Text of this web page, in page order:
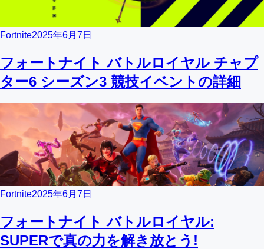
Fortnite2025年6月7日
フォートナイト バトルロイヤル チャプ
ター6 シーズン3 競技イベントの詳細
Fortnite2025年6月7日
フォートナイト バトルロイヤル:
SUPERで真の力を解き放とう!